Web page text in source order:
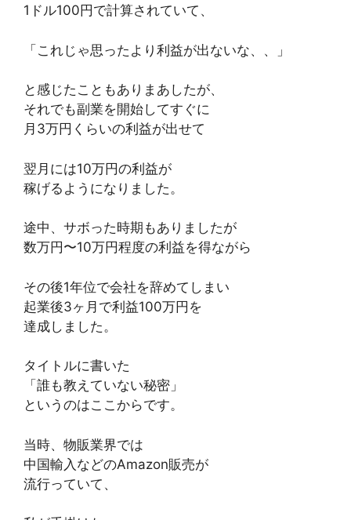
1ドル100円で計算されていて、
「これじゃ思ったより利益が出ないな、、」
と感じたこともありまあしたが、
それでも副業を開始してすぐに
月3万円くらいの利益が出せて
翌月には10万円の利益が
稼げるようになりました。
途中、サボった時期もありましたが
数万円〜10万円程度の利益を得ながら
その後1年位で会社を辞めてしまい
起業後3ヶ月で利益100万円を
達成しました。
タイトルに書いた
「誰も教えていない秘密」
というのはここからです。
当時、物販業界では
中国輸入などのAmazon販売が
流行っていて、